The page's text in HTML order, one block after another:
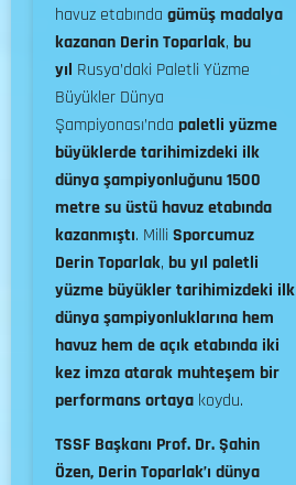
havuz etabında gümüş madalya
kazanan Derin Toparlak, bu
yıl Rusya’daki Paletli Yüzme
Büyükler Dünya
Şampiyonası’nda paletli yüzme
büyüklerde tarihimizdeki ilk
dünya şampiyonluğunu 1500
metre su üstü havuz etabında
kazanmıştı. Milli Sporcumuz
Derin Toparlak, bu yıl paletli
yüzme büyükler tarihimizdeki ilk
dünya şampiyonluklarına hem
havuz hem de açık etabında iki
kez imza atarak muhteşem bir
performans ortaya koydu.
TSSF Başkanı Prof. Dr. Şahin
Özen, Derin Toparlak’ı dünya